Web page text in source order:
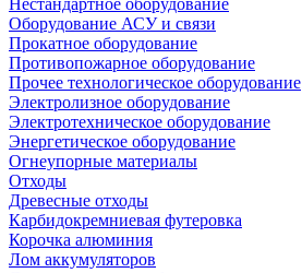
Нестандартное оборудование
Оборудование АСУ и связи
Прокатное оборудование
Противопожарное оборудование
Прочее технологическое оборудование
Электролизное оборудование
Электротехническое оборудование
Энергетическое оборудование
Огнеупорные материалы
Отходы
Древесные отходы
Карбидокремниевая футеровка
Корочка алюминия
Лом аккумуляторов